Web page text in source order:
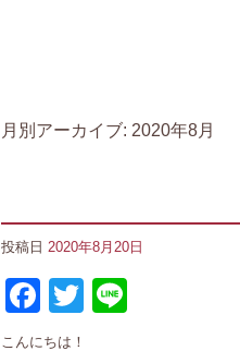
月別アーカイブ: 2020年8月
投稿日 2020年8月20日
Facebook
Twitter
こんにちは！